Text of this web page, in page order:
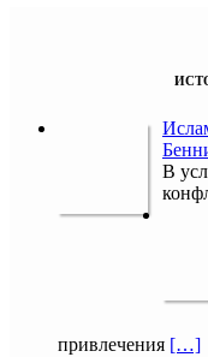
В
привлечения […]